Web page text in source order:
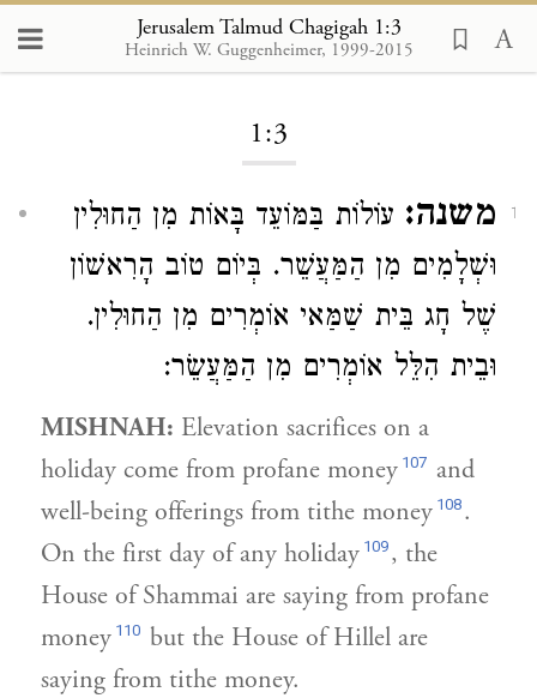
Jerusalem Talmud Chagigah 1:3
Heinrich W. Guggenheimer, 1999-2015
Loading...
1:3
1 משנה: עוֹלוֹת בַּמּוֹעֵד בָּאוֹת מִן הַחוּלִין
וּשְׁלָמִים מִן הַמַּעֲשֵׁר. בְּיוֹם טוֹב הָרִאשׁוֹן
שֶׁל חָג בֵּית שַׁמַּאי אוֹמְרִים מִן הַחוּלִין.
וּבֵית הִלֵּל אוֹמְרִים מִן הַמַּעֲשֵׂר:
MISHNAH: Elevation sacrifices on a
holiday come from profane money 107 and
well-being offerings from tithe money 108.
On the first day of any holiday 109, the
House of Shammai are saying from profane
money 110 but the House of Hillel are
saying from tithe money.